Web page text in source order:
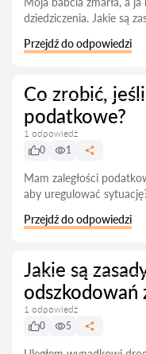
dziedziczenia. Jakie są
Przejdź do odpowiedzi
Co zrobić,
podatkowe?
1 odpowiedź
0
1
Mam zaległości
aby uregulować
Przejdź do odpowiedzi
Jakie są
odszkodowań
1 odpowiedź
0
5